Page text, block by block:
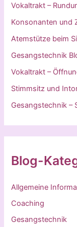
Vokaltrakt –
Konsonanten und
Atemstütze beim
Gesangstechnik
Vokaltrakt –
Stimmsitz und
Gesangstechnik –
Blog-
Allgemeine
Coaching
Gesangstechnik